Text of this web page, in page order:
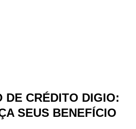
DE CRÉDITO DIGIO:
SEUS BENEFÍCIO